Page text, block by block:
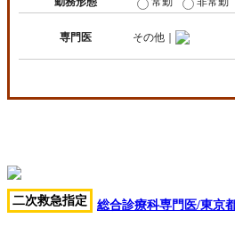
専門医 その他｜
二次救急指定 総合診療科専門医/東京